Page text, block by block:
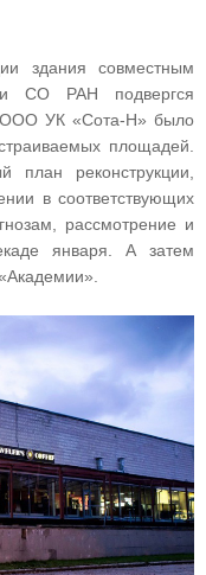
здания совместным
и СО РАН подвергся
ООО УК «Сота-Н» было
площадей.
план реконструкции,
в соответствующих
рассмотрение и
января. А затем